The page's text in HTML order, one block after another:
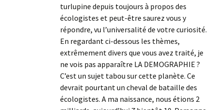
turlupine depuis toujours à propos des
écologistes et peut-être saurez vous y
répondre, vu l’universalité de votre curiosité.
En regardant ci-dessous les thèmes,
extrêmement divers que vous avez traité, je
ne vois pas apparaître LA DEMOGRAPHIE ?
C’est un sujet tabou sur cette planète. Ce
devrait pourtant un cheval de bataille des
écologistes. A ma naissance, nous étions 2